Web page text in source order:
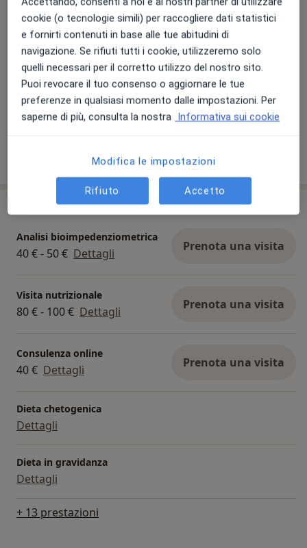
Visualizza galleria (1)
Pagamento online accettato
Risparmia tempo prima della visita.
Mostra dettagli
sull'esperienza
Prestazioni e prezzi
Analisi bioimpedenziometrica
40 € - 50 € Dettagli Prenota una visita
Visita nutrizionale
80 € - 100 € Dettagli Prenota una visita
Consulenza online
40 € Dettagli Prenota una visita
Dieta chetogenica
Dettagli
Dieta in gravidanza
Dettagli
+ 13 prestazioni
cookie (o tecnologie simili) per raccogliere dati statistici
e fornirti contenuti in base alle tue abitudini di
navigazione. Se rifiuti tutti i cookie, utilizzeremo solo
quelli necessari per il corretto utilizzo del nostro sito.
Puoi revocare il tuo consenso o aggiornare le tue
preferenze in qualsiasi momento dalle impostazioni. Per
saperne di più, consulta la nostra Informativa sui cookie
Modifica le impostazioni
Rifiuto Accetto